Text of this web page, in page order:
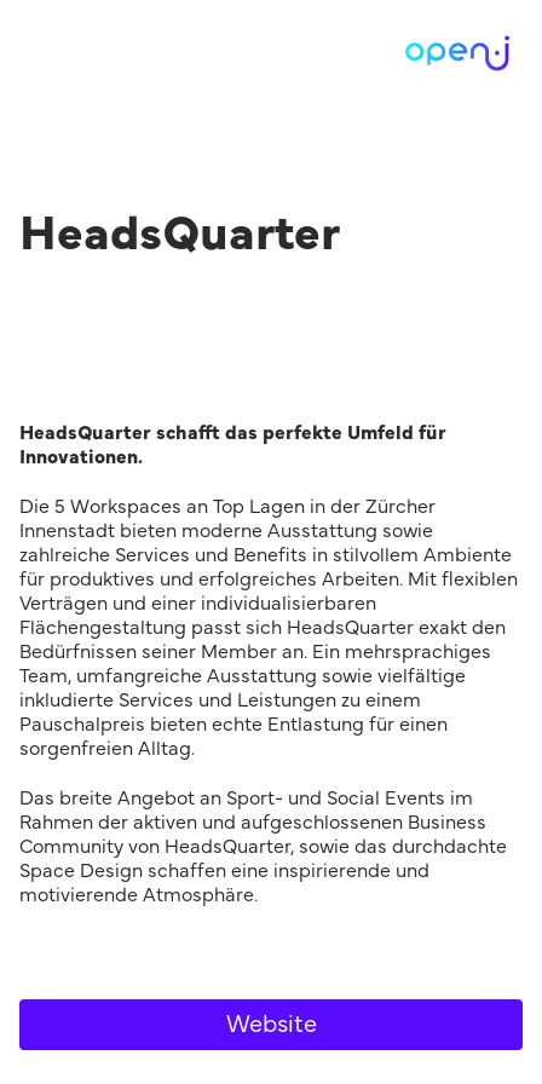
HeadsQuarter
HeadsQuarter schafft das perfekte Umfeld für
Innovationen.
Die 5 Workspaces an Top Lagen in der Zürcher
Innenstadt bieten moderne Ausstattung sowie
zahlreiche Services und Benefits in stilvollem Ambiente
für produktives und erfolgreiches Arbeiten. Mit flexiblen
Verträgen und einer individualisierbaren
Flächengestaltung passt sich HeadsQuarter exakt den
Bedürfnissen seiner Member an. Ein mehrsprachiges
Team, umfangreiche Ausstattung sowie vielfältige
inkludierte Services und Leistungen zu einem
Pauschalpreis bieten echte Entlastung für einen
sorgenfreien Alltag.
Das breite Angebot an Sport- und Social Events im
Rahmen der aktiven und aufgeschlossenen Business
Community von HeadsQuarter, sowie das durchdachte
Space Design schaffen eine inspirierende und
motivierende Atmosphäre.
Website